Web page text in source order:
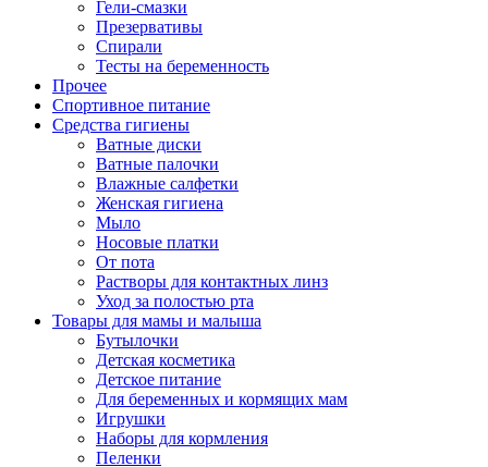
Гели-смазки
Презервативы
Спирали
Тесты на беременность
Прочее
Спортивное питание
Средства гигиены
Ватные диски
Ватные палочки
Влажные салфетки
Женская гигиена
Мыло
Носовые платки
От пота
Растворы для контактных линз
Уход за полостью рта
Товары для мамы и малыша
Бутылочки
Детская косметика
Детское питание
Для беременных и кормящих мам
Игрушки
Наборы для кормления
Пеленки